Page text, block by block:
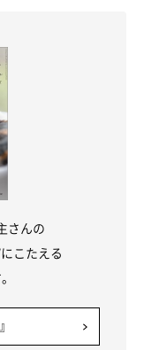
除機をかけるだけで
除の際は水拭きをし
さんの
こたえる